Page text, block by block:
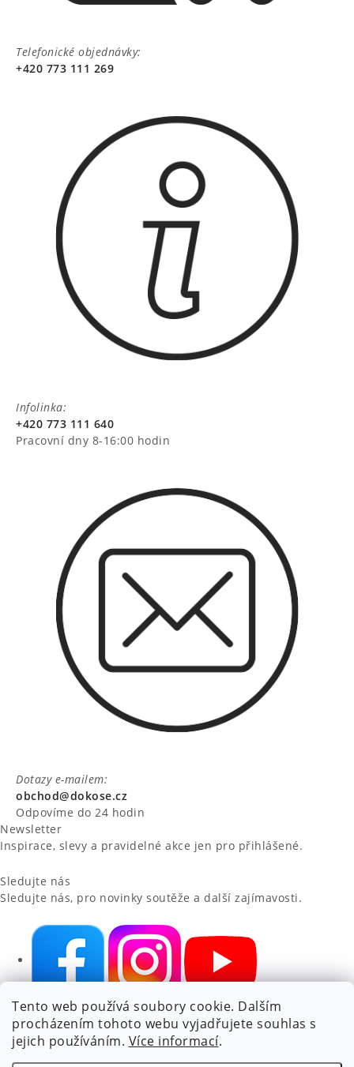
Tento web používá soubory cookie. Dalším
procházením tohoto webu vyjadřujete souhlas s
jejich používáním. Více informací.
Telefonické objednávky:
+420 773 111 269
Infolinka:
+420 773 111 640
Pracovní dny 8-16:00 hodin
Dotazy e-mailem:
obchod@dokose.cz
Odpovíme do 24 hodin
Newsletter
Inspirace, slevy a pravidelné akce jen pro přihlášené.
Sledujte nás
Sledujte nás, pro novinky soutěže a další zajímavosti.
NIKARO, s.r.o.- Dokoše.cz, Veselka 48, 259 01 Olbramovice -
Votice, ČESKÁ REPUBLIKA
Podle zákona o evidenci tržeb je prodávající povinen vystavit